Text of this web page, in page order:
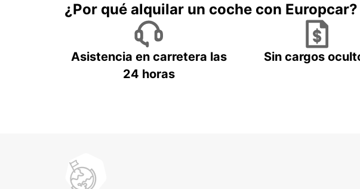
¿Por qué alquilar un coche con Europcar?
Asistencia en carretera las
24 horas
Sin cargos